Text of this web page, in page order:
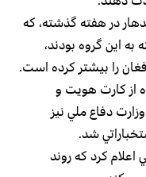
از زندان قندهار در هفته گذشته،‌ كه
به اين گروه بودند،
را بيشتر كرده است.
از كارت هويت و
دفاع ملي نيز
شد.
اعلام كرد كه روند